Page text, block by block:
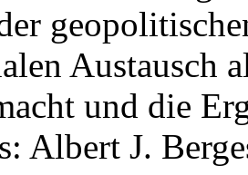
Austausch
und die
Albert J.